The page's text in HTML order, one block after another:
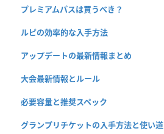
プレミアムパスは買うべき？
ルピの効率的な入手方法
アップデートの最新情報まとめ
大会最新情報とルール
必要容量と推奨スペック
グランプリチケットの入手方法と使い道